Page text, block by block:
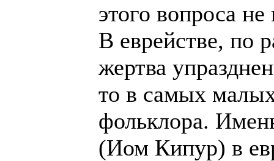
этого вопроса не
В еврействе, по
жертва
то в самых
фольклора.
(Иом Кипур) в